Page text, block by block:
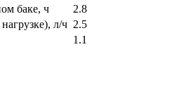
баке, ч
2.8
л/ч 2.5
1.1